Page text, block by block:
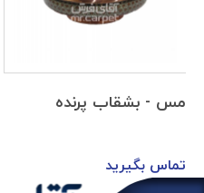
مس - بشقاب پرنده
تماس بگیرید